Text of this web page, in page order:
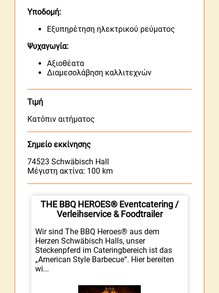
Υποδομή:
Εξυπηρέτηση ηλεκτρικού ρεύματος
Ψυχαγωγία:
Αξιοθέατα
Διαμεσολάβηση καλλιτεχνών
Τιμή
Κατόπιν αιτήματος
Σημείο εκκίνησης
74523 Schwäbisch Hall
Μέγιστη ακτίνα: 100 km
THE BBQ HEROES® Eventcatering /
Verleihservice & Foodtrailer
Wir sind The BBQ Heroes® aus dem
Herzen Schwäbisch Halls, unser
Steckenpferd im Cateringbereich ist das
„American Style Barbecue“. Hier bereiten
wi...